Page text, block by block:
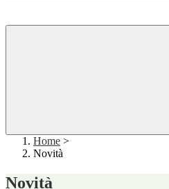
Home >
Novità
Novità